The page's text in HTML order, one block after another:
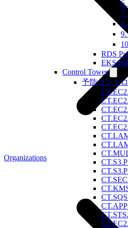
RDS
EKS
Control Tower
予防コント
Organizations